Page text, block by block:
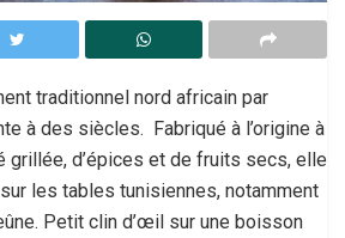
traditionnel nord africain par
à des siècles. Fabriqué à l’origine à
grillée, d’épices et de fruits secs, elle
les tables tunisiennes, notamment
Petit clin d’œil sur une boisson